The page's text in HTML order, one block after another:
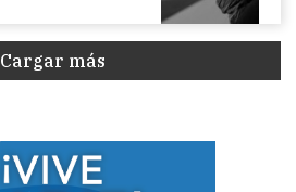
Cargar más